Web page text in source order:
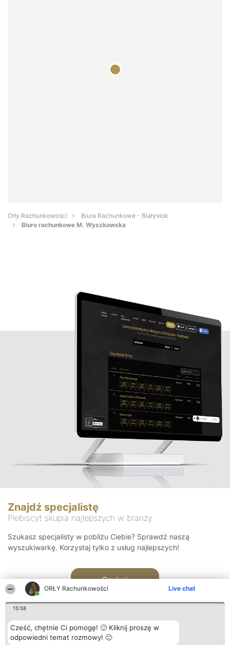
ORŁY Rachunkowości Live chat
15:58
Cześć, chętnie Ci pomogę! 🙂 Kliknij proszę w
odpowiedni temat rozmowy! 🙂
Orły Rachunkowości
Biura Rachunkowe - Białystok
Biuro rachunkowe M. Wyszkowska
Znajdź specjalistę
Plebiscyt skupia najlepszych w branży
Szukasz specjalisty w pobliżu Ciebie? Sprawdź naszą
wyszukiwarkę. Korzystaj tylko z usług najlepszych!
Szukaj